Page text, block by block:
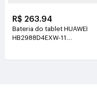
R$ 263.94
Bateria do tablet HUAWEI
HB2988D4EXW-11